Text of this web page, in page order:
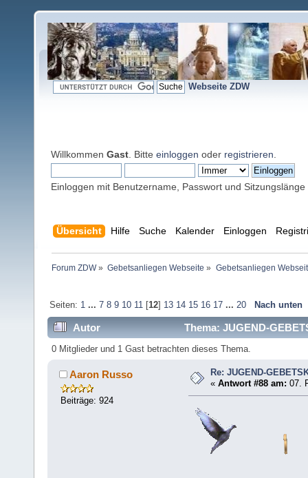
Webseite ZDW
Willkommen Gast . Bitte einloggen oder registrieren
Einloggen mit Benutzername, Passwort und Sitzungslänge
Übersicht Hilfe Suche Kalender Einloggen
Forum ZDW» Gebetsanliegen Webseite » Gebetsanliegen
Seiten: 1 ... 7 8 9 10 11[12] 13 14 15 16 17 ... 20 Nach unten
Autor Thema: JUGEND-
0 Mitglieder und 1 Gast betrachten dieses Thema.
Aaron Russo
Beiträge: 924
Re: JUGEND-
«Antwort #88 am: 07.